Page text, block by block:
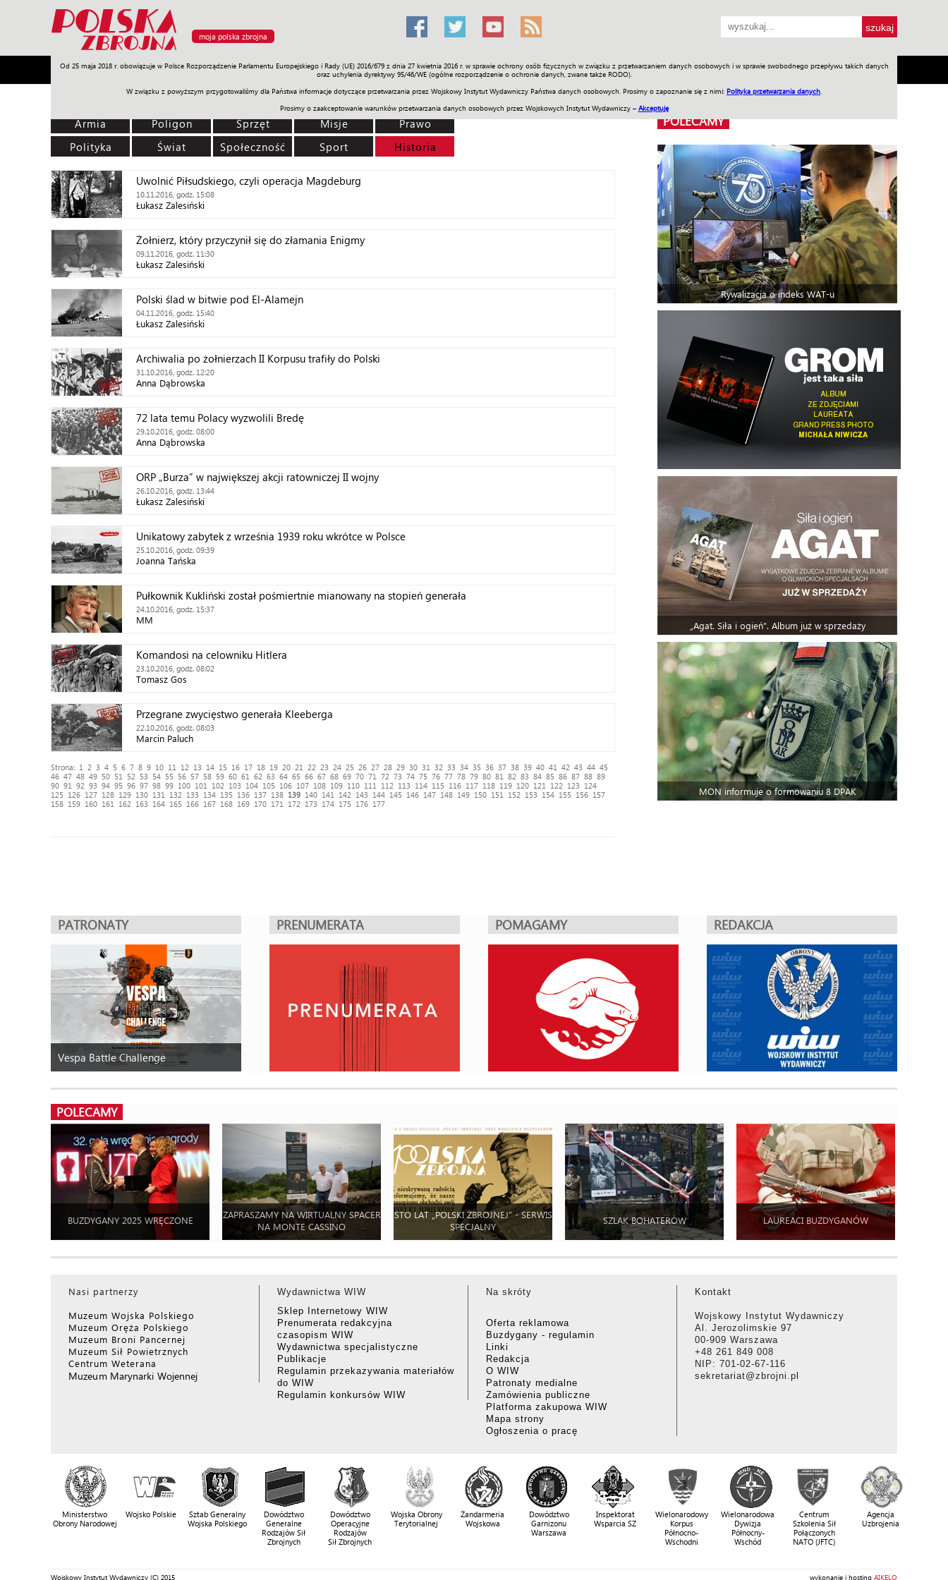
moja polska zbrojna
Od 25 maja 2018 r. obowiązuje w Polsce Rozporządzenie Parlamentu Europejskiego i Rady (UE) 2016/679 z dnia 27 kwietnia 2016 r. w sprawie ochrony osób fizycznych w związku z przetwarzaniem danych osobowych i w sprawie swobodnego przepływu takich danych
oraz uchylenia dyrektywy 95/46/WE (ogólne rozporządzenie o ochronie danych, zwane także RODO).
W związku z powyższym przygotowaliśmy dla Państwa informacje dotyczące przetwarzania przez Wojskowy Instytut Wydawniczy Państwa danych osobowych. Prosimy o zapoznanie się z nimi: Polityka przetwarzania danych
Prosimy o zaakceptowanie warunków przetwarzania danych osobowych przez Wojskowych Instytut Wydawniczy – Akceptuję
Armia Poligon Sprzęt Misje Polityka Prawo Świat Społeczność Sport Historia Galerie Wideo ENGLISH SKLEP Jednodniówki Praca w WIW
Armia Poligon Sprzęt Misje
Prawo
Polityka
Świat Społeczność Sport Historia
Uwolnić Piłsudskiego, czyli operacja Magdeburg
10.11.2016, godz. 15:08
Łukasz Zalesiński
Żołnierz, który przyczynił się do złamania Enigmy
09.11.2016, godz. 11:30
Łukasz Zalesiński
Polski ślad w bitwie pod El-Alamejn
04.11.2016, godz. 15:40
Łukasz Zalesiński
Archiwalia po żołnierzach II Korpusu trafiły do Polski
31.10.2016, godz. 12:20
Anna Dąbrowska
72 lata temu Polacy wyzwolili Bredę
29.10.2016, godz. 08:00
Anna Dąbrowska
ORP „Burza” w największej akcji ratowniczej II wojny
26.10.2016, godz. 13:44
Łukasz Zalesiński
Unikatowy zabytek z września 1939 roku wkrótce w Polsce
25.10.2016, godz. 09:39
Joanna Tańska
Pułkownik Kukliński został pośmiertnie mianowany na stopień generała
24.10.2016, godz. 15:37
MM
Komandosi na celowniku Hitlera
23.10.2016, godz. 08:02
Tomasz Gos
Przegrane zwycięstwo generała Kleeberga
22.10.2016, godz. 08:03
Marcin Paluch
Strona: 1 2 3 4 5 6 7 8 9 10 11 12 13 14 15 16 17 18 19 20 21 22 23 24 25 26 27 28 29 30 31 32 33 34 35 36 37 38 39 40 41 42 43 44 45
46 47 48 49 50 51 52 53 54 55 56 57 58 59 60 61 62 63 64 65 66 67 68 69 70 71 72 73 74 75 76 77 78 79 80 81 82 83 84 85 86 87 88 89
90 91 92 93 94 95 96 97 98 99 100 101 102 103 104 105 106 107 108 109 110 111 112 113 114 115 116 117 118 119 120 121 122 123
124
125
126 127 128 129 130 131 132 133 134 135 136 137 138 139 140 141 142 143 144 145 146 147 148 149 150 151 152 153 154 155 156 157
158 159 160 161 162 163 164 165 166 167 168 169 170 171 172 173 174 175 176 177
POLECAMY
Rywalizacja o indeks WAT-u
„Agat. Siła i ogień”. Album już w sprzedaży
MON informuje o formowaniu 8 DPAK
PATRONATY
Vespa Battle Challenge
PRENUMERATA POMAGAMY REDAKCJA
POLECAMY
BUZDYGANY 2025 WRĘCZONE
ZAPRASZAMY NA WIRTUALNY SPACER
NA MONTE CASSINO
STO LAT „POLSKI ZBROJNEJ” - SERWIS
SPECJALNY
SZLAK BOHATERÓW LAUREACI BUZDYGANÓW
Nasi partnerzy
Muzeum Wojska Polskiego
Muzeum Oręża Polskiego
Muzeum Broni Pancernej
Muzeum Sił Powietrznych
Centrum Weterana
Muzeum Marynarki Wojennej
Wydawnictwa WIW
Sklep Internetowy WIW
Prenumerata redakcyjna
czasopism WIW
Wydawnictwa specjalistyczne
Publikacje
Regulamin przekazywania materiałów
do WIW
Regulamin konkursów WIW
Na skróty
Oferta reklamowa
Buzdygany - regulamin
Linki
Redakcja
O WIW
Patronaty medialne
Zamówienia publiczne
Platforma zakupowa WIW
Mapa strony
Ogłoszenia o pracę
Kontakt
Wojskowy Instytut Wydawniczy
Al. Jerozolimskie 97
00-909 Warszawa
+48 261 849 008
NIP: 701-02-67-116
sekretariat@zbrojni.pl
Ministerstwo
Obrony Narodowej
Wojsko Polskie
Sztab Generalny
Wojska Polskiego
Dowództwo
Generalne
Rodzajów Sił
Zbrojnych
Dowództwo
Operacyjne
Rodzajów
Sił Zbrojnych
Wojska Obrony
Terytorialnej
Żandarmeria
Wojskowa
Dowództwo
Garnizonu
Warszawa
Inspektorat
Wsparcia SZ
Wielonarodowy
Korpus
Północno-
Wschodni
Wielonarodowa
Dywizja
Północny-
Wschód
Centrum
Szkolenia Sił
Połączonych
NATO (JFTC)
Agencja
Uzbrojenia
Wojskowy Instytut Wydawniczy (C) 2015 wykonanie i hosting AIKELO